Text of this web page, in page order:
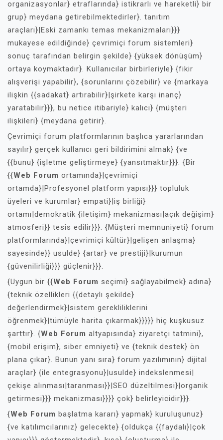
organizasyonlar} etraflarında} istikrarlı ve hareketli} bir
grup} meydana getirebilmektedirler}. tanıtım
araçları}|Eski zamankı temas mekanizmaları}}}
mukayese edildiğinde} çevrimiçi forum sistemleri}
sonuç tarafından belirgin şekilde} {yüksek dönüşüm}
ortaya koymaktadır}. Kullanıcılar birbirleriyle} {fikir
alışverişi yapabilir}, {sorunlarını çözebilir} ve {markaya
ilişkin {{sadakat} artırabilir}|şirkete karşı inanç}
yaratabilir}}}, bu netice itibariyle} kalıcı} {müşteri
ilişkileri} {meydana getirir}.
Çevrimiçi forum platformlarının başlıca yararlarından
sayılır} gerçek kullanıcı geri bildirimini almak} {ve
{{bunu} {işletme geliştirmeye} {yansıtmaktır}}}. {Bir
{{Web Forum ortamında}|çevrimiçi
ortamda}|Profesyonel platform yapısı}}} topluluk
üyeleri ve kurumlar} empati}|iş birliği}
ortamı|demokratik {iletişim} mekanizması|açık değişim}
atmosferi}} tesis edilir}}}. {Müşteri memnuniyeti} forum
platformlarında}|çevrimiçi kültür}|gelişen anlaşma}
sayesinde}} usulde} {artar} ve prestiji}|kurumun
{güvenilirliği}}} güçlenir}}}.
{Uygun bir {{Web Forum seçimi} sağlayabilmek} adına}
{teknik özellikleri {{detaylı şekilde}
değerlendirmek}|sistem gerekliliklerini
öğrenmek}|tümüyle harita çıkarmak}}}}} hiç kuşkusuz
şarttır}. {Web Forum altyapısında} ziyaretçi tatmini},
{mobil erişim}, siber emniyeti} ve {teknik destek} ön
plana çıkar}. Bunun yanı sıra} forum yazılımının} dijital
araçlar} {ile entegrasyonu}|usulde} indekslenmesi|
çekişe alınması|taranması}}|SEO düzeltilmesi}|organik
getirmesi}}} mekanizması}}}} çok} belirleyicidir}}}.
{Web Forum başlatma kararı} yapmak} kuruluşunuz}
{ve katılımcılarınız} gelecekte} {oldukça {{faydalı}|çok